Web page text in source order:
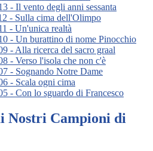
- Il vento degli anni sessanta
- Sulla cima dell'Olimpo
- Un'unica realtà
- Un burattino di nome Pinocchio
- Alla ricerca del sacro graal
- Verso l'isola che non c'è
- Sognando Notre Dame
- Scala ogni cima
- Con lo sguardo di Francesco
Nostri Campioni di